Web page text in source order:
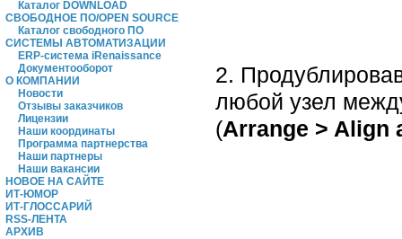
Каталог DOWNLOAD
СВОБОДНОЕ ПО/OPEN SOURCE
Каталог свободного ПО
СИСТЕМЫ АВТОМАТИЗАЦИИ
ERP-система iRenaissance
Документооборот
О КОМПАНИИ
Новости
Отзывы заказчиков
Лицензии
Наши координаты
Программа партнерства
Наши партнеры
Наши вакансии
НОВОЕ НА САЙТЕ
ИТ-ЮМОР
ИТ-ГЛОССАРИЙ
RSS-ЛЕНТА
АРХИВ
2.
любой узел
(Arrange > Align